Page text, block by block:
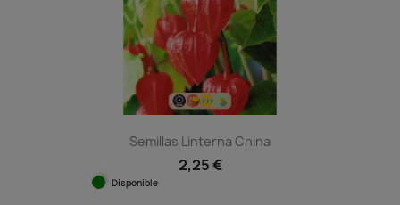
Semillas Linterna China
2,25 €
Disponible